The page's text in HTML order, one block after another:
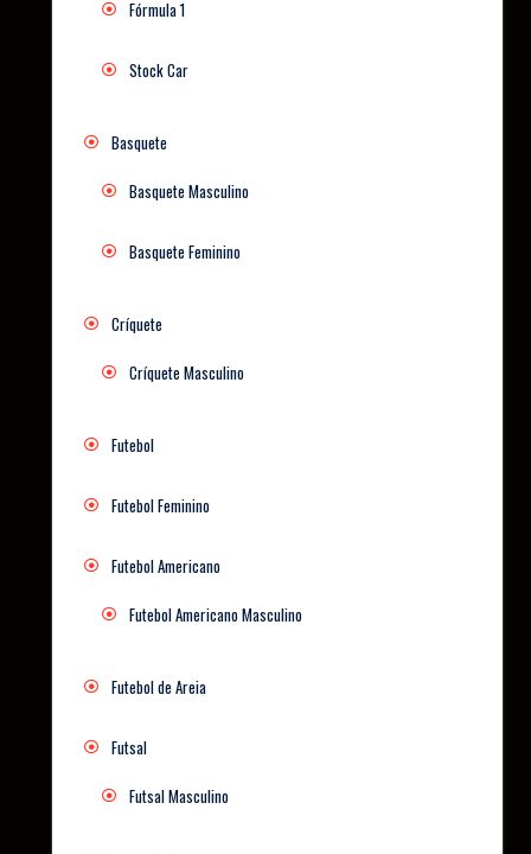
Fórmula 1
Stock Car
Basquete
Basquete Masculino
Basquete Feminino
Críquete
Críquete Masculino
Futebol
Futebol Feminino
Futebol Americano
Futebol Americano Masculino
Futebol de Areia
Futsal
Futsal Masculino